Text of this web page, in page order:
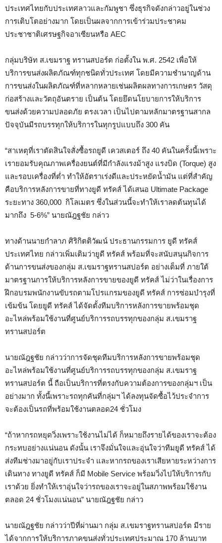
ประเทศไทยกับประเทศลาวและกัมพูชา ซึ่งธุรกิจดังกล่าวอยู่ในช่วง
การเติบโตอย่างมาก โดยเป็นผลจากการเข้าร่วมประชาคม
ประชาชาติเศรษฐกิจอาเซียนหรือ AEC
กลุ่มบริษัท ส.เขมราฐ ทรานสปอร์ต ก่อตั้งใน พ.ศ. 2542 เพื่อให้
บริการขนส่งผลิตภัณฑ์ทุกชนิดทั่วประเทศ โดยมีความชำนาญด้าน
การขนส่งในผลิตภัณฑ์ที่หลากหลายเช่นผลิตผลทางการเกษตร วัสดุ
ก่อสร้างและวัตถุอันตราย เป็นต้น โดยยึดนโยบายการให้บริการ
ขนส่งด้วยความปลอดภัย ตรงเวลา เป็นไปตามหลักมาตรฐานสากล
ปัจจุบันมีรถบรรทุกให้บริการในทุกรูปแบบถึง 300 คัน
“สาเหตุที่เราตัดสินใจสั่งซื้อรถยูดี เควสเตอร์ ถึง 40 คันในครั้งนี้เพราะ
เรายอมรับคุณภาพเครื่องยนต์ที่มีกำลังแรงม้าสูง แรงบิด (Torque) สูง
และรอบเครื่องที่ต่ำ ทำให้อัตราเร่งดีและประหยัดน้ำมัน แต่ที่สำคัญ
คือบริการหลังการขายที่ทางยูดี ทรัคส์ ได้เสนอ Ultimate Package
ระยะทาง 360,000 กิโลเมตร ซึ่งในส่วนนี้จะทำให้เราลดต้นทุนได้
มากถึง 5-6%” นายณัฎฐชัย กล่าว
ทางด้านนายกำลาภ ศิริกิตติวัฒน์ ประธานกรรมการ ยูดี ทรัคส์
ประเทศไทย กล่าวเพิ่มเติมว่ายูดี ทรัคส์ พร้อมที่จะสนับสนุนกิจการ
ด้านการขนส่งของกลุ่ม ส.เขมราฐทรานสปอร์ต อย่างเต็มที่ ภายใต้
มาตรฐานการให้บริการหลังการขายของยูดี ทรัคส์ ไม่ว่าในเรื่องการ
ฝึกอบรมพนักงานขับรถตามโปรแกรมของยูดี ทรัคส์ การซ่อมบำรุงที่
เข้มข้น โดยยูดี ทรัคส์ ได้จัดตั้งทีมบริการหลังการขายพร้อมชุด
อะไหล่พร้อมใช้งานที่ศูนย์บริการรถบรรทุกของกลุ่ม ส.เขมราฐ
ทรานสปอร์ต
นายณัฎฐชัย กล่าวว่าการจัดชุดทีมบริการหลังการขายพร้อมชุด
อะไหล่พร้อมใช้งานที่ศูนย์บริการรถบรรทุกของกลุ่ม ส.เขมราฐ
ทรานสปอร์ต นี้ ถือเป็นบริการที่ตรงกับความต้องการของกลุ่มฯ เป็น
อย่างมาก ทั้งนี้เพราะรถทุกคันที่กลุ่มฯ ได้ลงทุนจัดซื้อไว้ประจำการ
จะต้องเป็นรถที่พร้อมใช้งานตลอด24 ชั่วโมง
“ถ้าหากรถหยุดวิ่งเพราะใช้งานไม่ได้ ก็หมายถึงรายได้ของเราจะต้อง
กระทบอย่างแน่นอน ดังนั้น เราจึงมั่นใจและอุ่นใจว่าทีมยูดี ทรัคส์ ได้
ส่งทีมช่างมาอยู่กับเราประจำ และหากรถของเราเสียหายระหว่างการ
เดินทาง ทางยูดี ทรัคส์ ก็มี Mobile Service พร้อมวิ่งไปให้บริการกับ
เราด้วย ยิ่งทำให้เราอุ่นใจว่ารถของเราจะอยู่ในสภาพพร้อมใช้งาน
ตลอด 24 ชั่วโมงแน่นอน” นายณัฎฐชัย กล่าว
นายณัฎฐชัย กล่าวว่าปีที่ผ่านมา กลุ่ม ส.เขมราฐทรานสปอร์ต มีราย
ได้จากการให้บริการภาคขนส่งทั่วประเทศประมาณ 170 ล้านบาท